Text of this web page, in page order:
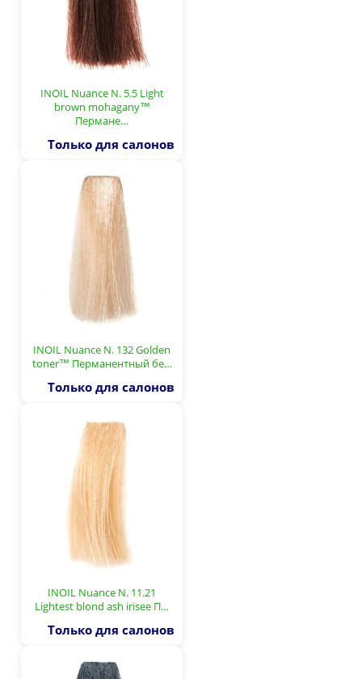
INOIL Nuance N. 5.5 Light
brown mohagany™
Пермане…
Только для салонов
INOIL Nuance N. 132 Golden
toner™ Перманентный бе…
Только для салонов
INOIL Nuance N. 11.21
Lightest blond ash irisee П…
Только для салонов